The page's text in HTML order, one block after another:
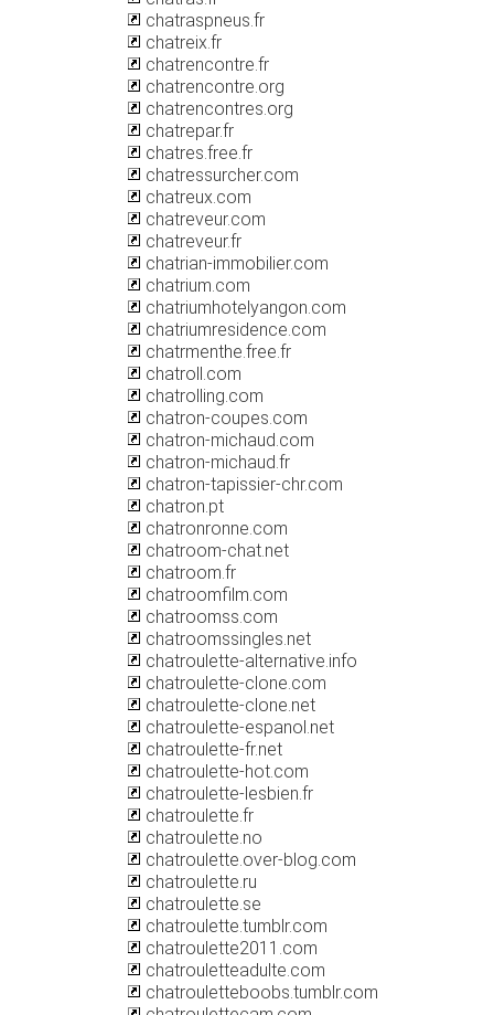
chatraspneus.fr
chatreix.fr
chatrencontre.fr
chatrencontre.org
chatrencontres.org
chatrepar.fr
chatres.free.fr
chatressurcher.com
chatreux.com
chatreveur.com
chatreveur.fr
chatrian-immobilier.com
chatrium.com
chatriumhotelyangon.com
chatriumresidence.com
chatrmenthe.free.fr
chatroll.com
chatrolling.com
chatron-coupes.com
chatron-michaud.com
chatron-michaud.fr
chatron-tapissier-chr.com
chatron.pt
chatronronne.com
chatroom-chat.net
chatroom.fr
chatroomfilm.com
chatroomss.com
chatroomssingles.net
chatroulette-alternative.info
chatroulette-clone.com
chatroulette-clone.net
chatroulette-espanol.net
chatroulette-fr.net
chatroulette-hot.com
chatroulette-lesbien.fr
chatroulette.fr
chatroulette.no
chatroulette.over-blog.com
chatroulette.ru
chatroulette.se
chatroulette.tumblr.com
chatroulette2011.com
chatrouletteadulte.com
chatrouletteboobs.tumblr.com